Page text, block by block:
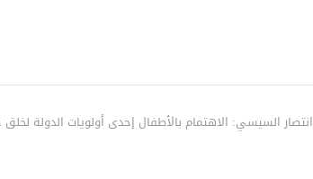
انتصار السيسي: الاهتمام بالأطفال إحدى أولويات الدولة